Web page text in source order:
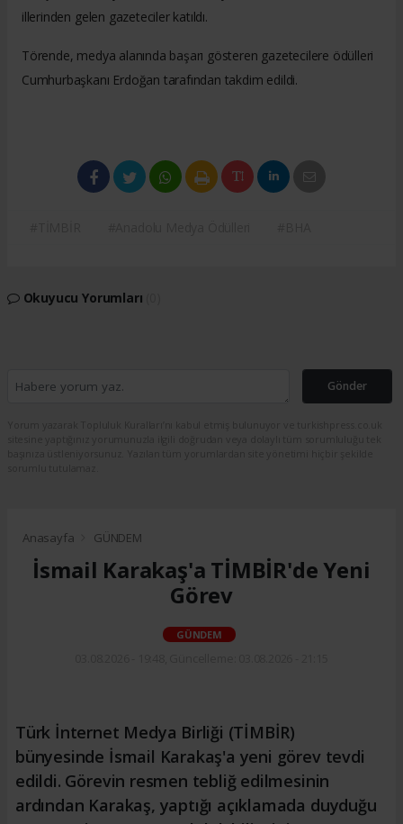
illerinden gelen gazeteciler katıldı.
Törende, medya alanında başarı gösteren gazetecilere ödülleri
Cumhurbaşkanı Erdoğan tarafından takdim edildi.
Okuyucu Yorumları
Gönder
Anasayfa GÜNDEM
İsmail Karakaş'a TİMBİR'de Yeni
Görev
GÜNDEM
Türk İnternet Medya Birliği (TİMBİR)
bünyesinde İsmail Karakaş'a yeni görev tevdi
edildi. Görevin resmen tebliğ edilmesinin
ardından Karakaş, yaptığı açıklamada duyduğu